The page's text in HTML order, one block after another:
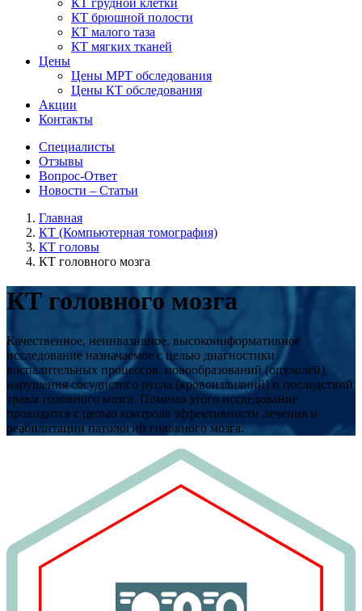
КТ грудной клетки
КТ брюшной полости
КТ малого таза
КТ мягких тканей
Цены
Цены МРТ обследования
Цены КТ обследования
Акции
Контакты
Специалисты
Отзывы
Вопрос-Ответ
Новости – Статьи
Главная
КТ (Компьютерная томография)
КТ головы
КТ головного мозга
КТ головного мозга
Качественное, неинвазивное, высокоинформативное
исследование назначаемое с целью диагностики
воспалительных процессов, новообразований (опухолей),
нарушения сосудистого русла (кровоизлияний) и последствий
травм головного мозга. Помимо этого исследование
проводится с целью контроля эффективности лечения и
реабилитации патологий головного мозга.